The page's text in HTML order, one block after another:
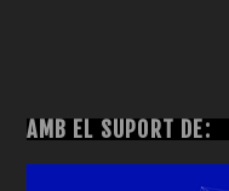
AMB EL SUPORT DE: